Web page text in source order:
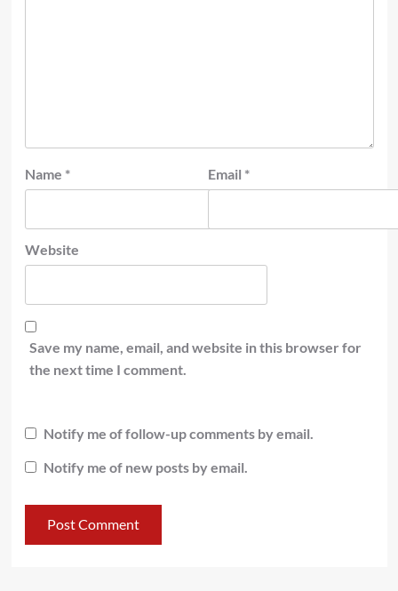
Name * Email *
Website
Save my name, email, and website in this browser for
the next time I comment.
Notify me of follow-up comments by email.
Notify me of new posts by email.